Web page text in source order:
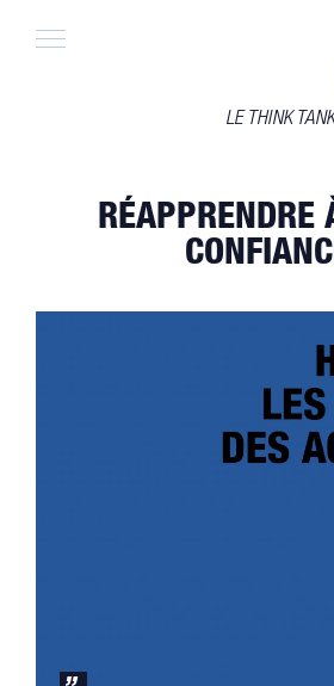
LE THINK
RÉAPPRENDRE